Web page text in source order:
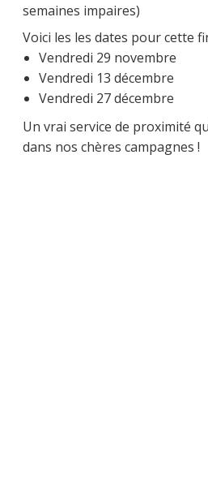
semaines impaires)
Voici les les dates pour cette
Vendredi 29 novembre
Vendredi 13 décembre
Vendredi 27 décembre
Un vrai service de proximité
dans nos chères campagnes !